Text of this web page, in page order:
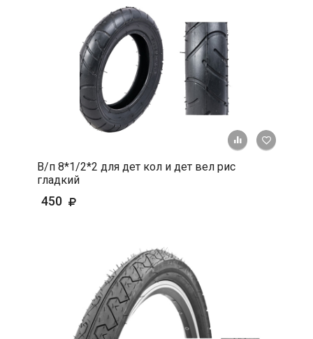
+ К
В/п 8*1/2*2 для дет кол и дет вел рис
гладкий
450